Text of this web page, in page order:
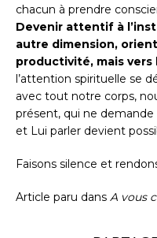
chacun à prendre
Devenir attentif à
autre dimension,
productivité, mais vers
l’attention spirituelle se
avec tout notre corps,
présent, qui ne demande
et Lui parler devient
Faisons silence et
Article paru dans A vous